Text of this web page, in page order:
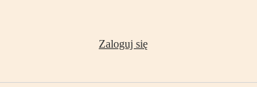
Zaloguj się